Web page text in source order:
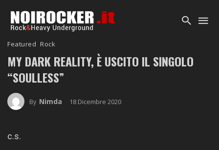
Featured Rock
MY DARK REALITY, È USCITO IL SINGOLO
“SOULLESS”
By Nimda 18 Dicembre 2020
c.s.